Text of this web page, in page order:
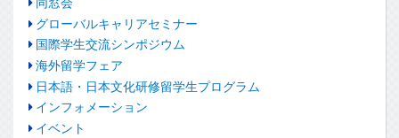
グローバルキャリアセミナー
国際学生交流シンポジウム
海外留学フェア
日本語・日本文化研修留学生プログラム
インフォメーション
イベント